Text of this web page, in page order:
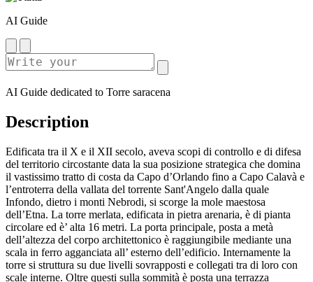
AI Guide
AI Guide dedicated to Torre saracena
Description
Edificata tra il X e il XII secolo, aveva scopi di controllo e di difesa
del territorio circostante data la sua posizione strategica che domina
il vastissimo tratto di costa da Capo d’Orlando fino a Capo Calavà e
l’entroterra della vallata del torrente Sant'Angelo dalla quale
Infondo, dietro i monti Nebrodi, si scorge la mole maestosa
dell’Etna. La torre merlata, edificata in pietra arenaria, è di pianta
circolare ed è’ alta 16 metri. La porta principale, posta a metà
dell’altezza del corpo architettonico è raggiungibile mediante una
scala in ferro agganciata all’ esterno dell’edificio. Internamente la
torre si struttura su due livelli sovrapposti e collegati tra di loro con
scale interne. Oltre questi sulla sommità è posta una terrazza